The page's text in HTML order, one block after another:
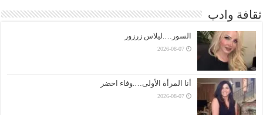
ثقافة وادب
السور….ليلاس زرزور
2026-08-07
أنا المرأة الأولى….وفاء اخضر
2026-08-07